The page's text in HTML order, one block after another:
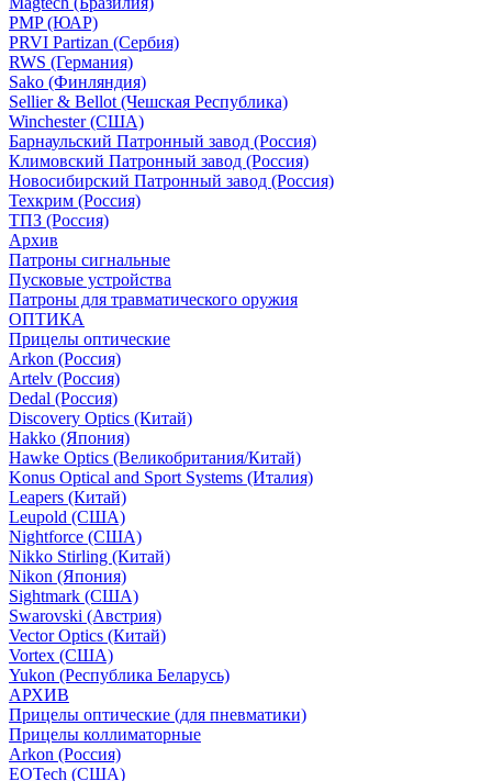
PMP (ЮАР)
PRVI Partizan (Сербия)
RWS (Германия)
Sako (Финляндия)
Sellier & Bellot (Чешская Республика)
Winchester (США)
Барнаульский Патронный завод (Россия)
Климовский Патронный завод (Россия)
Новосибирский Патронный завод (Россия)
Техкрим (Россия)
ТПЗ (Россия)
Архив
Патроны сигнальные
Пусковые устройства
Патроны для травматического оружия
ОПТИКА
Прицелы оптические
Arkon (Россия)
Artelv (Россия)
Dedal (Россия)
Discovery Optics (Китай)
Hakko (Япония)
Hawke Optics (Великобритания/Китай)
Konus Optical and Sport Systems (Италия)
Leapers (Китай)
Leupold (США)
Nightforce (США)
Nikko Stirling (Китай)
Nikon (Япония)
Sightmark (США)
Swarovski (Австрия)
Vector Optics (Китай)
Vortex (США)
Yukon (Республика Беларусь)
АРХИВ
Прицелы оптические (для пневматики)
Прицелы коллиматорные
Arkon (Россия)
EOTech (США)